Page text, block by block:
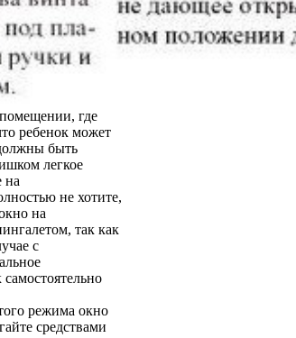
где
ребенок может
быть
легкое
на
не хотите,
на
так как
с
режима окно
средствами